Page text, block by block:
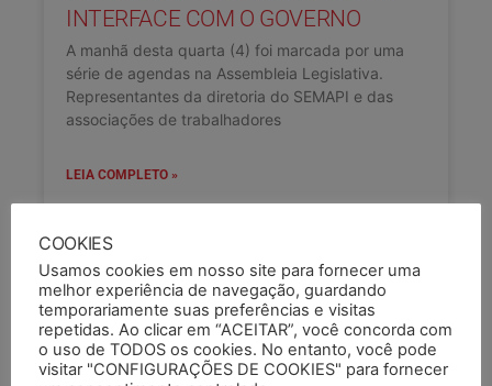
INTERFACE COM O GOVERNO
A manhã desta quarta (4) foi marcada por uma
série de agendas na Assembleia Legislativa.
Representantes da diretoria do SEMAPI e das
associações de trabalhadores
LEIA COMPLETO »
PESQUISAR
COOKIES
Usamos cookies em nosso site para fornecer uma
melhor experiência de navegação, guardando
temporariamente suas preferências e visitas
repetidas. Ao clicar em “ACEITAR”, você concorda com
o uso de TODOS os cookies. No entanto, você pode
visitar "CONFIGURAÇÕES DE COOKIES" para fornecer